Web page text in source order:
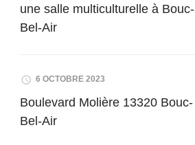
une salle multiculturelle à Bouc-
Bel-Air
6 OCTOBRE 2023
Boulevard Molière 13320 Bouc-
Bel-Air